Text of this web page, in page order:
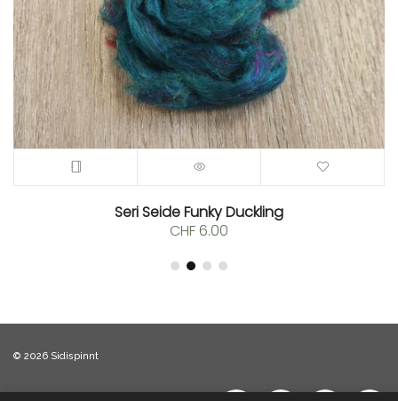
Seri Seide Funky Duckling
CHF 6.00
© 2026 Sidispinnt